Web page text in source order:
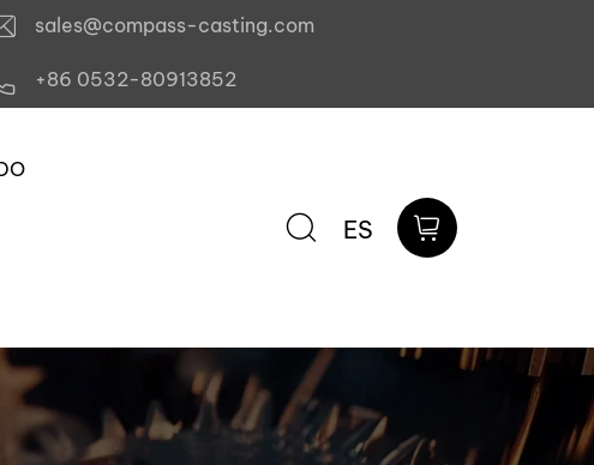
sales@compass-casting.com
+86 0532-80913852
ES